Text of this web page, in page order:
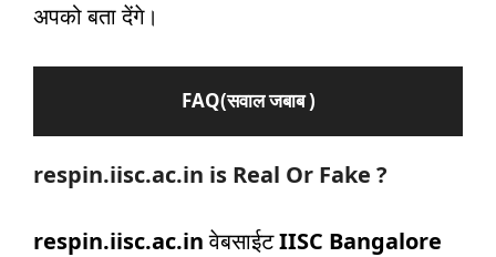
अपको बता देंगे।
FAQ(सवाल जबाब )
respin.iisc.ac.in is Real Or Fake ?
respin.iisc.ac.inवेबसाईटIISC Bangalore